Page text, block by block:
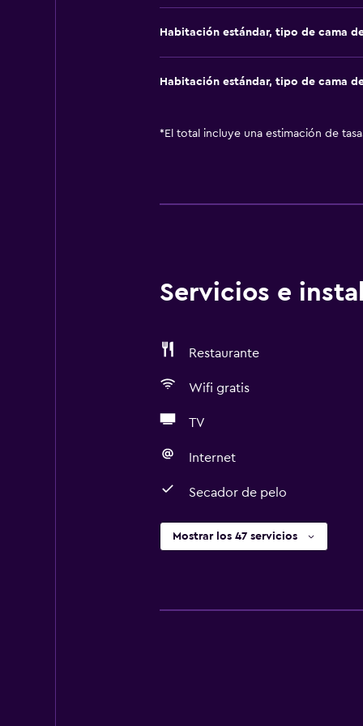
Habitación estándar, tipo de cama
Habitación estándar, tipo de cama
* El total incluye una estimación de
Servicios e
Restaurante
Wifi gratis
TV
Internet
Secador de pelo
Mostrar los 47 servicios